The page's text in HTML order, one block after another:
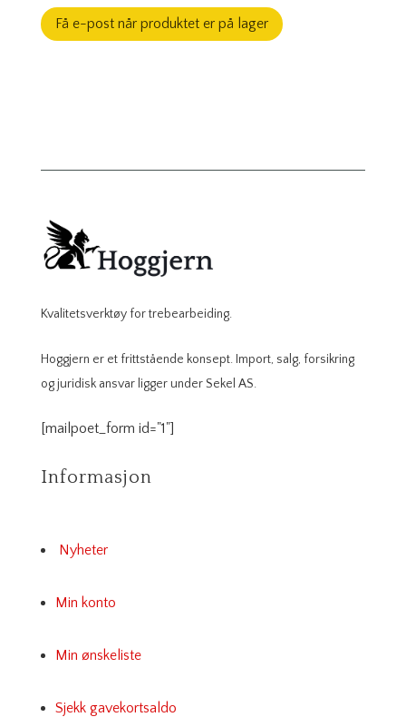
Få e-post når produktet er på lager
Kvalitetsverktøy for trebearbeiding.
Hoggjern er et frittstående konsept. Import, salg, forsikring
og juridisk ansvar ligger under Sekel AS.
[mailpoet_form id="1"]
Informasjon
Nyheter
Min konto
Min ønskeliste
Sjekk gavekortsaldo